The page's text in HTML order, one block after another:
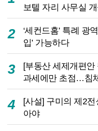
보텔 자리 사무실 개
2
‘세컨드홈’ 특례 광
입’ 가능하다
3
[부동산 세제개편
과세에만 초점…침
4
[사설] 구미의 제2
아야